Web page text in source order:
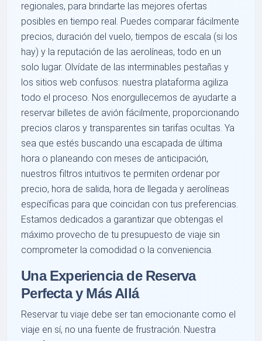
regionales, para brindarte las mejores ofertas
posibles en tiempo real. Puedes comparar fácilmente
precios, duración del vuelo, tiempos de escala (si los
hay) y la reputación de las aerolíneas, todo en un
solo lugar. Olvídate de las interminables pestañas y
los sitios web confusos: nuestra plataforma agiliza
todo el proceso. Nos enorgullecemos de ayudarte a
reservar billetes de avión fácilmente, proporcionando
precios claros y transparentes sin tarifas ocultas. Ya
sea que estés buscando una escapada de última
hora o planeando con meses de anticipación,
nuestros filtros intuitivos te permiten ordenar por
precio, hora de salida, hora de llegada y aerolíneas
específicas para que coincidan con tus preferencias.
Estamos dedicados a garantizar que obtengas el
máximo provecho de tu presupuesto de viaje sin
comprometer la comodidad o la conveniencia.
Una Experiencia de Reserva
Perfecta y Más Allá
Reservar tu viaje debe ser tan emocionante como el
viaje en sí, no una fuente de frustración. Nuestra